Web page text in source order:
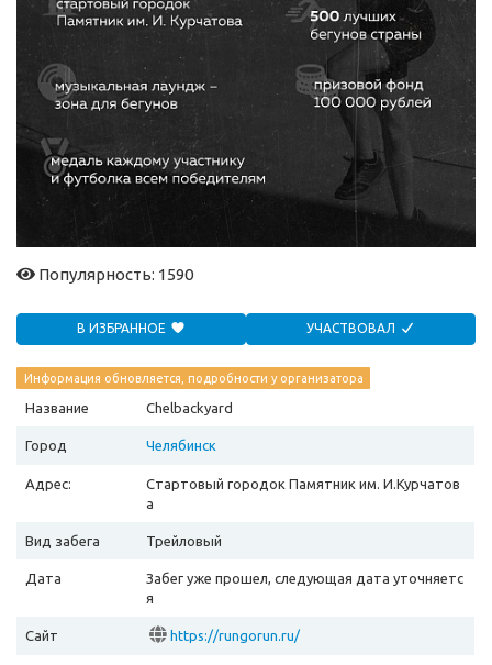
Популярность: 1590
В ИЗБРАННОЕ УЧАСТВОВАЛ
Информация обновляется, подробности у организатора
Название Chelbackyard
Город Челябинск
Адрес:
Стартовый городок Памятник им. И.Курчатов
а
Вид забега Трейловый
Дата
Забег уже прошел, следующая дата уточняетс
я
Сайт https://rungorun.ru/